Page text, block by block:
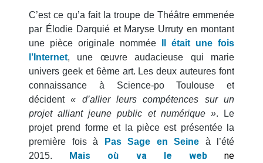
C’est ce qu’a fait la troupe de Théâtre emmenée
par Élodie Darquié et Maryse Urruty en montant
une pièce originale nommée
Il était une fois
l’Internet, une œuvre audacieuse qui marie
univers geek et 6ème art. Les deux auteures font
connaissance à Science-po Toulouse et
décident« d’allier leurs compétences sur un
projet alliant jeune public et numérique ». Le
projet prend forme et la pièce est présentée la
première fois à
Pas Sage en Seine à l’été
2015. Mais où va le webne